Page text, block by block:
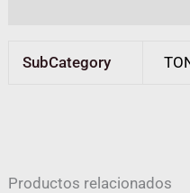
SubCategory
Productos relacionados